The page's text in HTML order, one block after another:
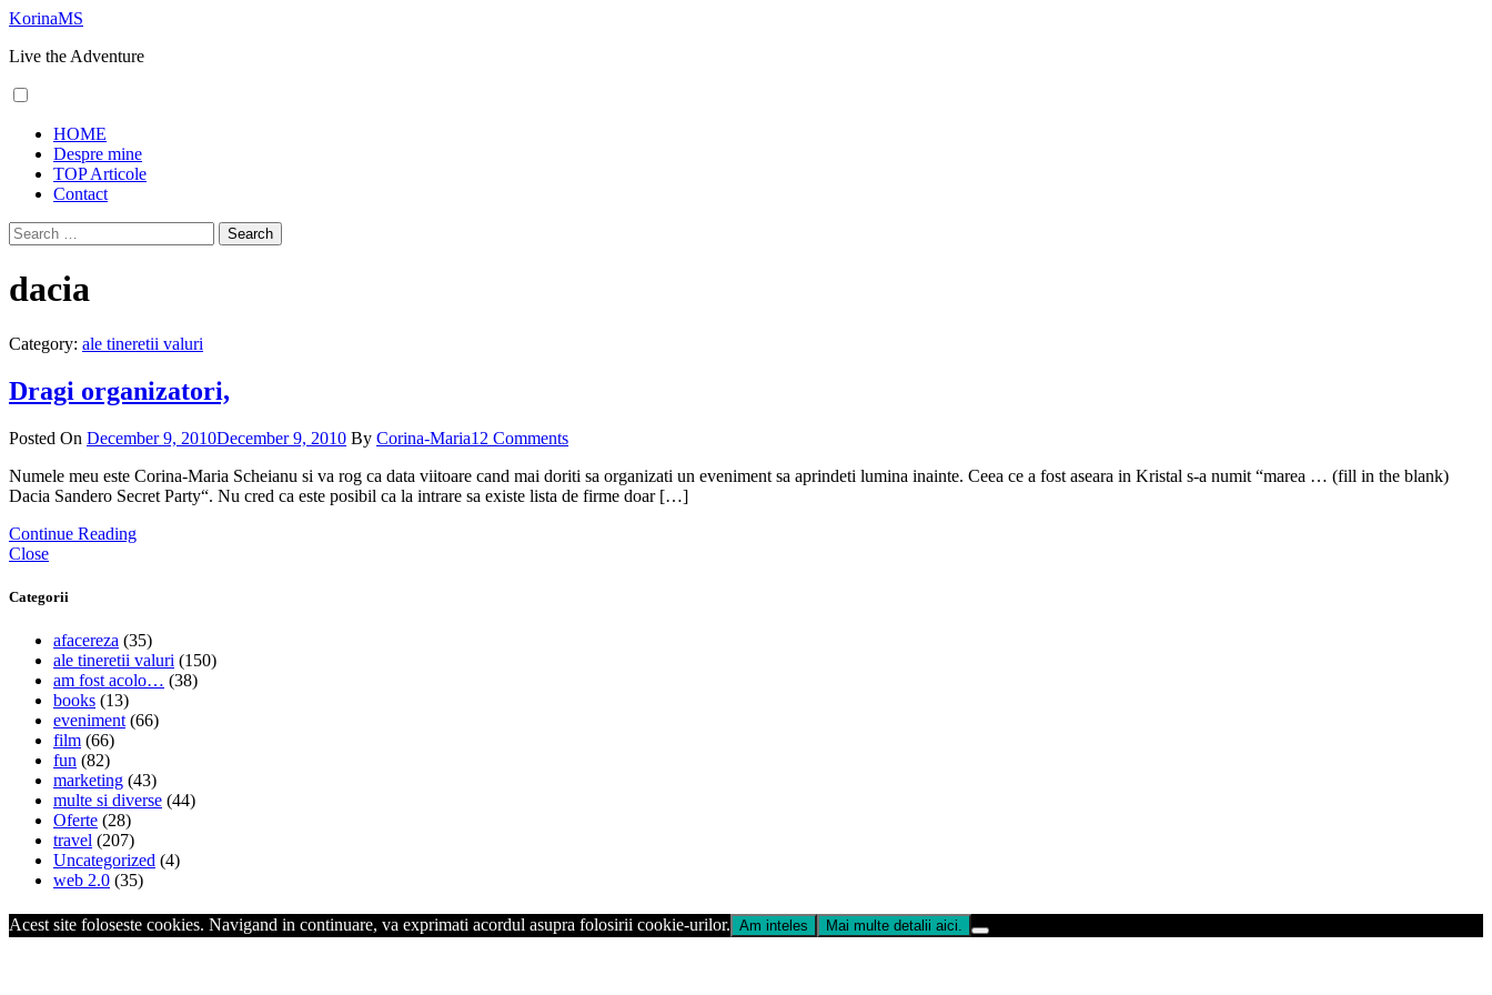
Skip
content
KorinaMS
Live the Adventure
Menu
HOME
Despre mine
TOP Articole
Contact
Search
for:
dacia
Category: ale tineretii valuri
Dragi organizatori,
Posted On December 9, 2010December 9, 2010 By Corina-Maria12 Comments
Numele meu este Corina-Maria Scheianu si va rog ca data viitoare cand mai doriti sa organizati un eveniment sa aprindeti lumina inainte. Ceea ce a fost aseara in Kristal s-a numit “marea … (fill in the blank)
Dacia Sandero Secret Party“. Nu cred ca este posibil ca la intrare sa existe lista de firme doar […]
Continue Reading
Close
Categorii
afacereza (35)
ale tineretii valuri (150)
am fost acolo… (38)
books (13)
eveniment (66)
film (66)
fun (82)
marketing (43)
multe si diverse (44)
Oferte (28)
travel (207)
Uncategorized (4)
web 2.0 (35)
Acest site foloseste cookies. Navigand in continuare, va exprimati acordul asupra folosirii cookie-urilor. Am inteles Mai multe detalii aici.